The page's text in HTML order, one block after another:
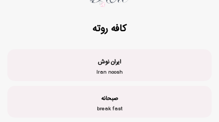
کافه روته
ایران نوش
Iran noosh
صبحانه
break fast